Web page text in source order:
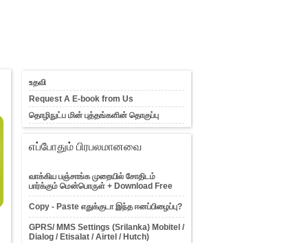
உதவி
Request A E-book from Us
தொழிநுட்ப மின் புத்தங்களின் தொகுப்பு
எப்போதும் பிரபலமானவை
வாக்கிய பஞ்சாங்க முறையில் சோதிடம்
பார்க்கும் மென்பொருள் + Download Free
Copy - Paste எதுக்குடா இந்த ஈனப்பிழைப்பு?
GPRS/ MMS Settings (Srilanka) Mobitel /
Dialog / Etisalat / Airtel / Hutch)